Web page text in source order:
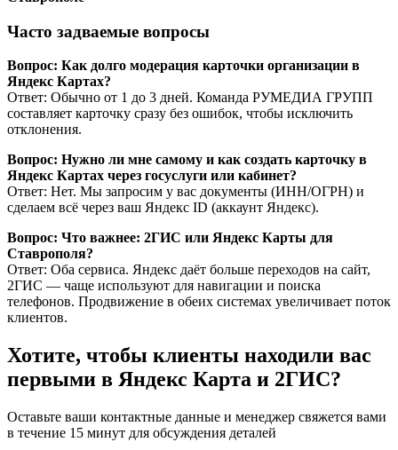
Часто задваемые вопросы
Вопрос: Как долго модерация карточки организации в
Яндекс Картах?
Ответ: Обычно от 1 до 3 дней. Команда РУМЕДИА ГРУПП
составляет карточку сразу без ошибок, чтобы исключить
отклонения.
Вопрос: Нужно ли мне самому и как создать карточку в
Яндекс Картах через госуслуги или кабинет?
Ответ: Нет. Мы запросим у вас документы (ИНН/ОГРН) и
сделаем всё через ваш Яндекс ID (аккаунт Яндекс).
Вопрос: Что важнее: 2ГИС или Яндекс Карты для
Ставрополя?
Ответ: Оба сервиса. Яндекс даёт больше переходов на сайт,
2ГИС — чаще используют для навигации и поиска
телефонов. Продвижение в обеих системах увеличивает поток
клиентов.
Хотите, чтобы клиенты находили вас
первыми в Яндекс Карта и 2ГИС?
Оставьте ваши контактные данные и менеджер свяжется вами
в течение 15 минут для обсуждения деталей